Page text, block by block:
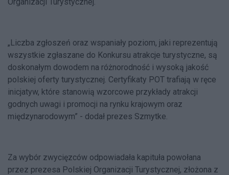
„Liczba zgłoszeń oraz wspaniały poziom, jaki reprezentują
wszystkie zgłaszane do Konkursu atrakcje turystyczne, są
doskonałym dowodem na różnorodność i wysoką jakość
polskiej oferty turystycznej. Certyfikaty POT trafiają w ręce
inicjatyw, które stanowią wzorcowe przykłady atrakcji
godnych uwagi i promocji na rynku krajowym oraz
międzynarodowym” - dodał prezes Szmytke.
Za wybór zwycięzców odpowiadała kapituła powołana
przez prezesa Polskiej Organizacji Turystycznej, złożona z